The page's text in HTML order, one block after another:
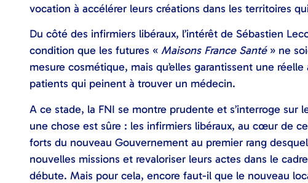
vocation à accélérer leurs créations dans les territoires
Du côté des infirmiers libéraux, l’intérêt de Sébastien
condition que les futures « Maisons France Santé» ne
mesure cosmétique, mais qu’elles garantissent une
patients qui peinent à trouver un médecin.
A ce stade, la FNI se montre prudente et s’interroge sur
une chose est sûre : les infirmiers libéraux, au cœur de
forts du nouveau Gouvernement au premier rang
nouvelles missions et revaloriser leurs actes dans le
débute. Mais pour cela, encore faut-il que le nouveau